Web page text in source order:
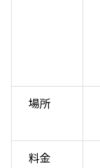
場所
料金